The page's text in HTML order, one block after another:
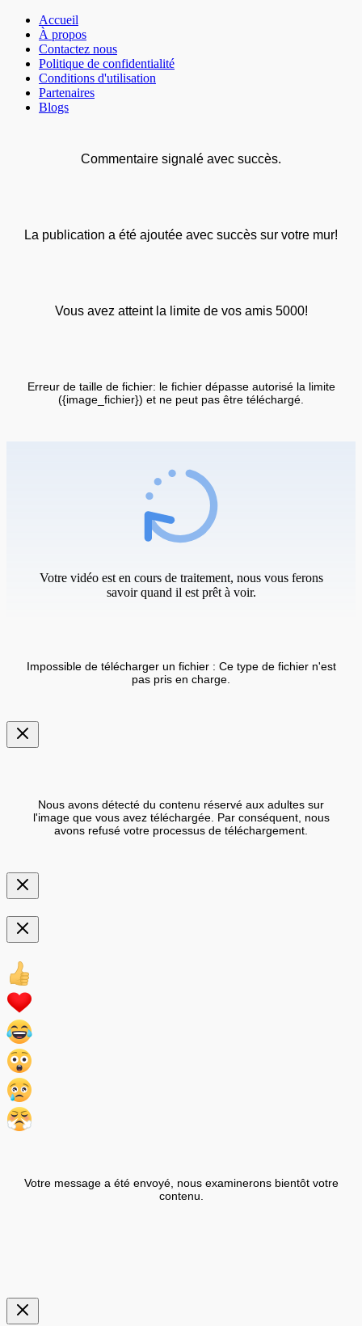
Accueil
À propos
Contactez nous
Politique de confidentialité
Conditions d'utilisation
Partenaires
Blogs
Commentaire signalé avec succès.
La publication a été ajoutée avec succès sur votre mur!
Vous avez atteint la limite de vos amis 5000!
Erreur de taille de fichier: le fichier dépasse autorisé la limite
({image_fichier}) et ne peut pas être téléchargé.
Votre vidéo est en cours de traitement, nous vous ferons
savoir quand il est prêt à voir.
Impossible de télécharger un fichier : Ce type de fichier n'est
pas pris en charge.
Nous avons détecté du contenu réservé aux adultes sur
l'image que vous avez téléchargée. Par conséquent, nous
avons refusé votre processus de téléchargement.
Votre message a été envoyé, nous examinerons bientôt votre
contenu.